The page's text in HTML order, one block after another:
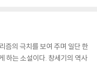
즘의 극치를 보여 주며 일단 한
하는 소설이다. 창세기의 역사